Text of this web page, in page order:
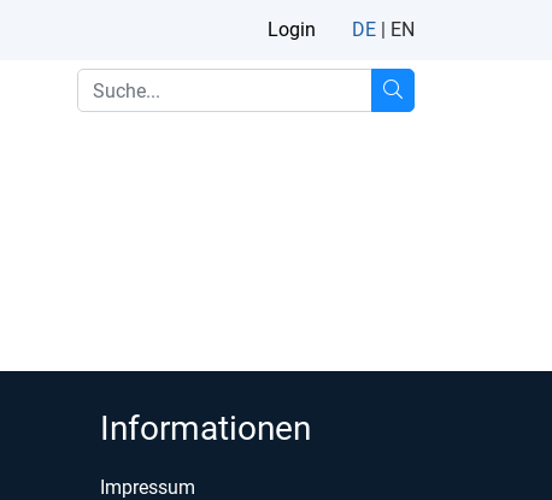
Login DE | EN
Informationen
Impressum